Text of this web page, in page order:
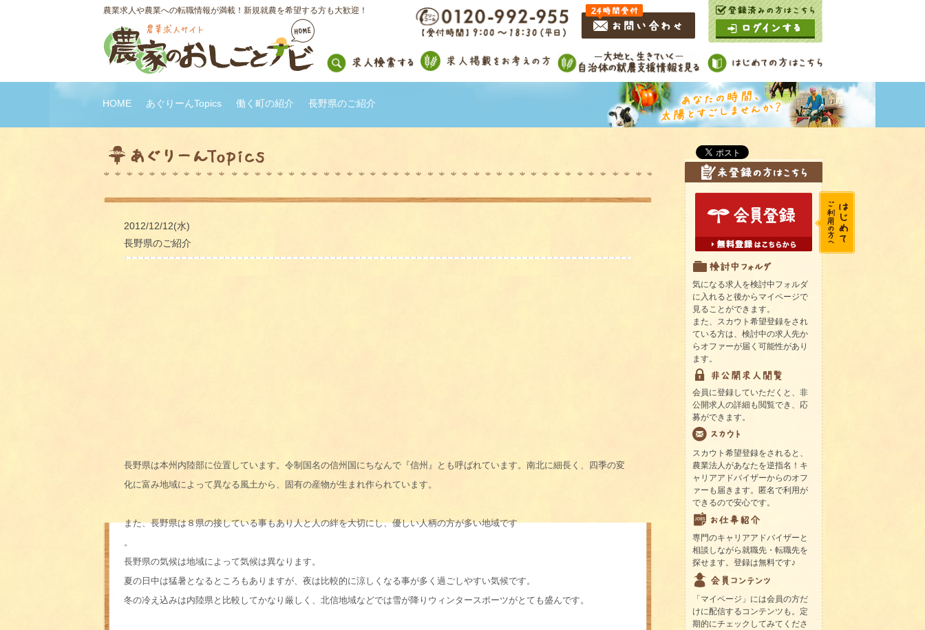
農業求人や農業への転職情報が満載！新規就農を希望する方も大歓迎！
HOME あぐりーんTopics 働く町の紹介 長野県のご紹介
2012/12/12(水)
長野県のご紹介
長野県は本州内陸部に位置しています。令制国名の信州国にちなんで『信州』とも呼ばれています。南北に細長く、四季の変
化に富み地域によって異なる風土から、固有の産物が生まれ作られています。
また、長野県は８県の接している事もあり人と人の絆を大切にし、優しい人柄の方が多い地域です
。
長野県の気候は地域によって気候は異なります。
夏の日中は猛暑となるところもありますが、夜は比較的に涼しくなる事が多く過ごしやすい気候です。
冬の冷え込みは内陸県と比較してかなり厳しく、北信地域などでは雪が降りウィンタースポーツがとても盛んです。
気になる求人を検討中フォルダ
に入れると後からマイページで
見ることができます。
また、スカウト希望登録をされ
ている方は、検討中の求人先か
らオファーが届く可能性があり
ます。
会員に登録していただくと、非
公開求人の詳細も閲覧でき、応
募ができます。
スカウト希望登録をされると、
農業法人があなたを逆指名！キ
ャリアアドバイザーからのオフ
ァーも届きます。匿名で利用が
できるので安心です。
専門のキャリアアドバイザーと
相談しながら就職先・転職先を
探せます。登録は無料です♪
「マイページ」には会員の方だ
けに配信するコンテンツも。定
期的にチェックしてみてくださ